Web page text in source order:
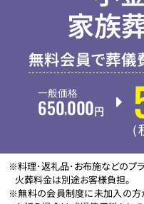
家族
無料会員で葬儀
一般価格
650,000 円
※料理･返礼品･お布施などのプラ
火葬料金は別途お客様負担。
※無料の会員制度に未加入の方